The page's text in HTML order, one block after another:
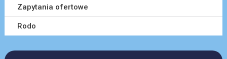
Zapytania ofertowe
Rodo